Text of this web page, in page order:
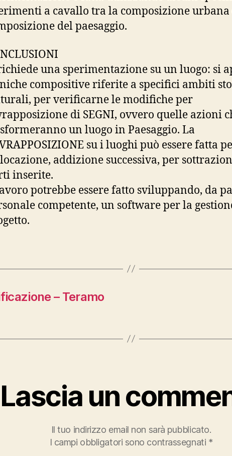
a cavallo tra la composizione urbana
del paesaggio.
una sperimentazione su un luogo: si
compositive riferite a specifici ambiti
per verificarne le modifiche per
di SEGNI, ovvero quelle azioni
un luogo in Paesaggio. La
su i luoghi può essere fatta
addizione successiva, per
inserite.
potrebbe essere fatto sviluppando, da
competente, un software per la
– Teramo
Lascia un
Il tuo indirizzo email non sarà pubblicato.
I campi obbligatori sono contrassegnati *